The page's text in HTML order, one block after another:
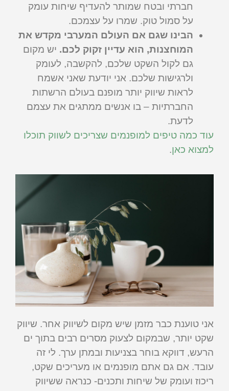
חברתי ובטח שמותר להעדיף שיחות עומק
על סמול טוק. שמרו על עצמכם.
הבינו שגם אם העולם המערבי מקדש את
המוחצנות, הוא עדיין זקוק לכם. יש מקום
גם לקול השקט שלכם, להקשבה, לעומק
ולרגישות שלכם. אני יודעת שאני אשמח
לראות שיווק יותר מופנם בעולם הרשתות
החברתיות – בו אנשים ממתגים את עצמם
לדעת.
עוד כמה טיפים למופנמים שצריכים לשווק תוכלו
למצוא כאן.
אני טוענת כבר מזמן שיש מקום לשיווק אחר. שיווק
שקט יותר, שבמקום לצעוק מסרים רבים בתוך ים
הרעש, דווקא בוחר בצניעות ובמתן ערך. לי זה
עובד. אם גם אתם מופנמים או מעריכים שקט,
ריכוז ועומק של שיחות ותכנים- כנראה ששיווק